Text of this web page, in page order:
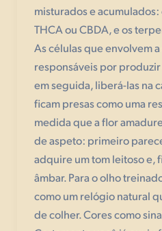
misturados e
THCA ou CBDA, e os
As células que envolvem
responsáveis por produzir
em seguida, liberá-las na
ficam presas como uma
medida que a flor
de aspeto: primeiro
adquire um tom leitoso e,
âmbar. Para o olho
como um relógio natural
de colher. Cores como